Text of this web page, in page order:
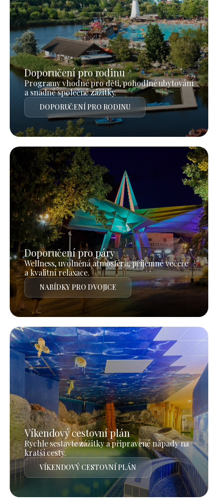
Doporučení pro rodinu
Programy vhodné pro děti, pohodlné ubytování
a snadné společné zážitky.
DOPORUČENÍ PRO RODINU
Doporučení pro páry
Wellness, uvolněná atmosféra, příjemné večeře
a kvalitní relaxace.
NABÍDKY PRO DVOJICE
Víkendový cestovní plán
Rychle sestavte zážitky a připravené nápady na
kratší cesty.
VÍKENDOVÝ CESTOVNÍ PLÁN